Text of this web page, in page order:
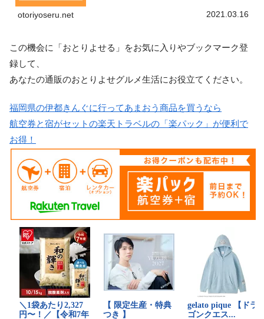
otoriyoseru.net 2021.03.16
この機会に「おとりよせる」をお気に入りやブックマーク登
録して、
あなたの通販のおとりよせグルメ生活にお役立てください。
福岡県の伊都きんぐに行ってあまおう商品を買うなら
航空券と宿がセットの楽天トラベルの「楽パック」が便利で
お得！